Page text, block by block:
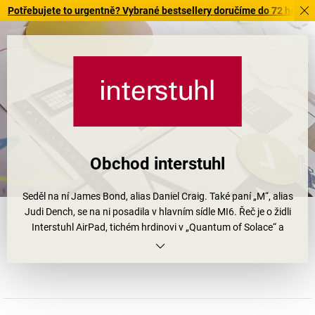
to urgentně? Vybrané bestsellery doručíme do 72 hodin.
Obchod interstuhl
Seděl na ní James Bond, alias Daniel Craig. Také paní „M“, alias
Judi Dench, se na ni posadila v hlavním sídle MI6. Řeč je o židli
Interstuhl AirPad, tichém hrdinovi v „Quantum of Solace“ a
„Skyfall“. Kancelářské židle rodinné firmy z Tieringu ve Švábské